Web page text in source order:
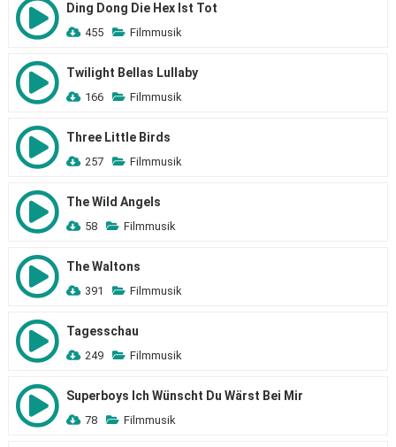
Ding Dong Die Hex Ist Tot
455 Filmmusik
Twilight Bellas Lullaby
166 Filmmusik
Three Little Birds
257 Filmmusik
The Wild Angels
58 Filmmusik
The Waltons
391 Filmmusik
Tagesschau
249 Filmmusik
Superboys Ich Wünscht Du Wärst Bei Mir
78 Filmmusik